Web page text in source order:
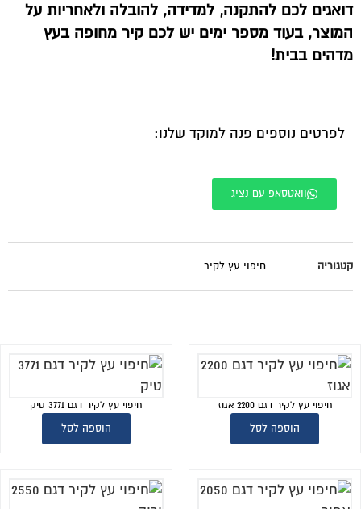
דואגים לכם להתקנה, למדידה, להובלה ולאחריות על
המוצר, בעוד מספר ימים יש לכם קיר מחופה בעץ
מדהים בבית!
לפרטים נוספים פנה למוקד שלנו:
וואטסאפ עם נציג
קטגוריה חיפוי עץ לקיר
חיפוי עץ לקיר דגם 2200 אגוז
הוספה לסל
חיפוי עץ לקיר דגם 3771 טיק
הוספה לסל